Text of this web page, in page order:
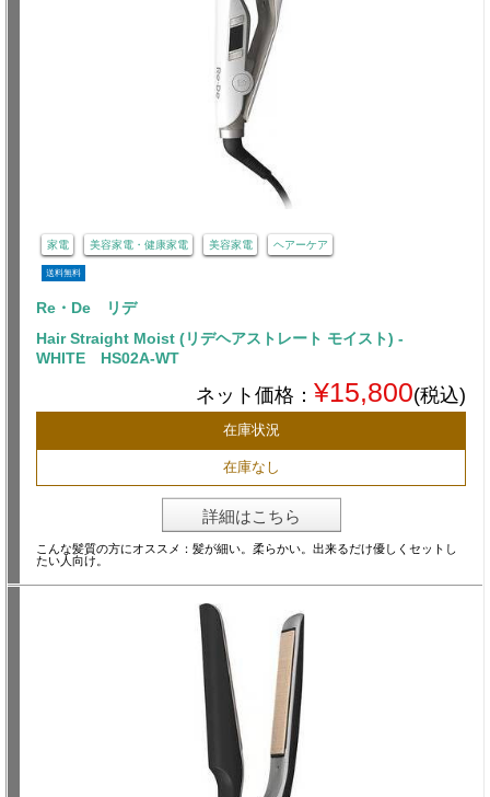
家電 美容家電・健康家電 美容家電 ヘアーケア
送料無料
Re・De リデ
Hair Straight Moist (リデヘアストレート モイスト) -
WHITE HS02A-WT
ネット価格： ¥15,800(税込)
在庫状況
在庫なし
詳細はこちら
こんな髪質の方にオススメ：髪が細い。柔らかい。出来るだけ優しくセットし
たい人向け。